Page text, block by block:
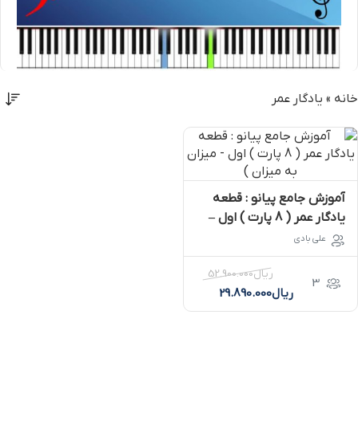
خانه » یادگار عمر
آموزش جامع پیانو : قطعه
یادگار عمر ( 8 پارت ) اول –
میزان به میزان )
علی بادی
3
ریال52.900.000
ریال29.890.000